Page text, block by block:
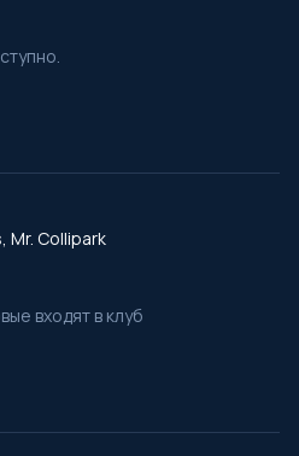
Mr. Collipark
входят в клуб